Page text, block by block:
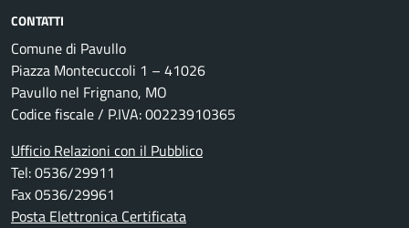
CONTATTI
Comune di Pavullo
Piazza Montecuccoli 1 – 41026
Pavullo nel Frignano, MO
Codice fiscale / P.IVA: 00223910365
Ufficio Relazioni con il Pubblico
Tel: 0536/29911
Fax 0536/29961
Posta Elettronica Certificata